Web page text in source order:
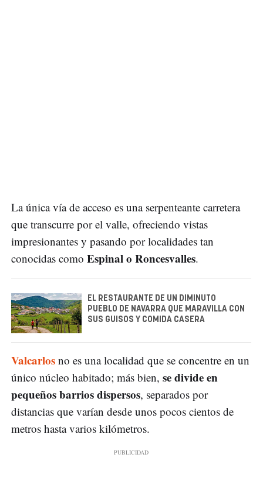
La única vía de acceso es una serpenteante carretera
que transcurre por el valle, ofreciendo vistas
impresionantes y pasando por localidades tan
conocidas como Espinal o Roncesvalles.
EL RESTAURANTE DE UN DIMINUTO
PUEBLO DE NAVARRA QUE MARAVILLA CON
SUS GUISOS Y COMIDA CASERA
Valcarlos no es una localidad que se concentre en un
único núcleo habitado; más bien, se divide en
pequeños barrios dispersos, separados por
distancias que varían desde unos pocos cientos de
metros hasta varios kilómetros.